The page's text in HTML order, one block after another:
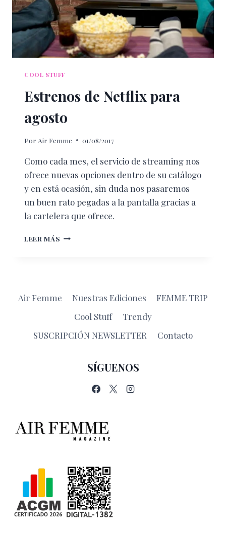
COOL STUFF
Estrenos de Netflix para
agosto
Por Air Femme 01/08/2017
Como cada mes, el servicio de streaming nos
ofrece nuevas opciones dentro de su catálogo
y en está ocasión, sin duda nos pasaremos
un buen rato pegadas a la pantalla gracias a
la cartelera que ofrece.
LEER MÁS ESTRENOS
Air Femme Nuestras Ediciones
FEMME TRIP
Cool Stuff
Trendy
SUSCRIPCIÓN NEWSLETTER
Contacto
SÍGUENOS